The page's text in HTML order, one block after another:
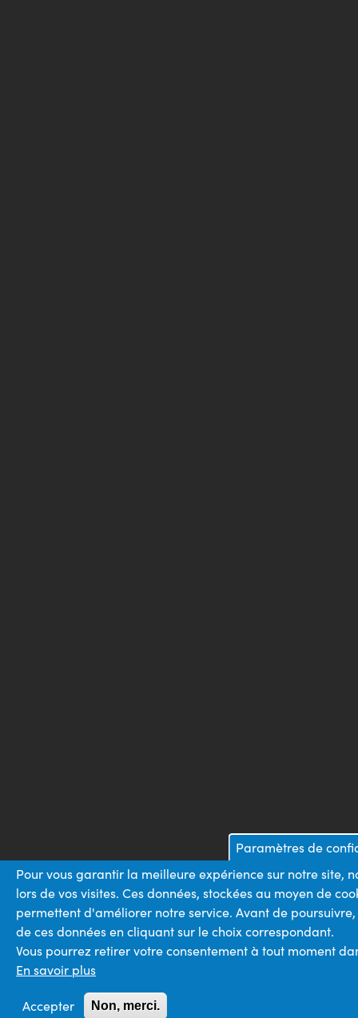
Paramètres de
Pour vous garantir la meilleure expérience sur notre site,
lors de vos visites. Ces données, stockées au moyen de
permettent d'améliorer notre service. Avant de
de ces données en cliquant sur le choix correspondant.
Vous pourrez retirer votre consentement à tout moment
En savoir plus
Accepter Non, merci.